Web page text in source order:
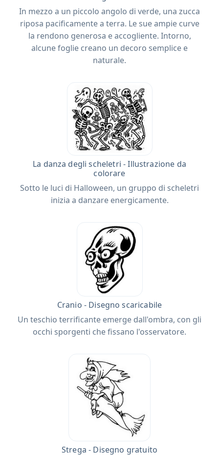
In mezzo a un piccolo angolo di verde, una zucca
riposa pacificamente a terra. Le sue ampie curve
la rendono generosa e accogliente. Intorno,
alcune foglie creano un decoro semplice e
naturale.
La danza degli scheletri - Illustrazione da
colorare
Sotto le luci di Halloween, un gruppo di scheletri
inizia a danzare energicamente.
Cranio - Disegno scaricabile
Un teschio terrificante emerge dall'ombra, con gli
occhi sporgenti che fissano l'osservatore.
Strega - Disegno gratuito